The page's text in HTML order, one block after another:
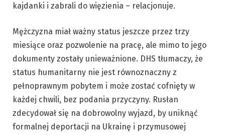
kajdanki i zabrali do więzienia – relacjonuje.
Mężczyzna miał ważny status jeszcze przez trzy
miesiące oraz pozwolenie na pracę, ale mimo to jego
dokumenty zostały unieważnione. DHS tłumaczy, że
status humanitarny nie jest równoznaczny z
pełnoprawnym pobytem i może zostać cofnięty w
każdej chwili, bez podania przyczyny. Rusłan
zdecydował się na dobrowolny wyjazd, by uniknąć
formalnej deportacji na Ukrainę i przymusowej